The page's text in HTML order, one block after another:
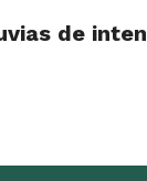
de